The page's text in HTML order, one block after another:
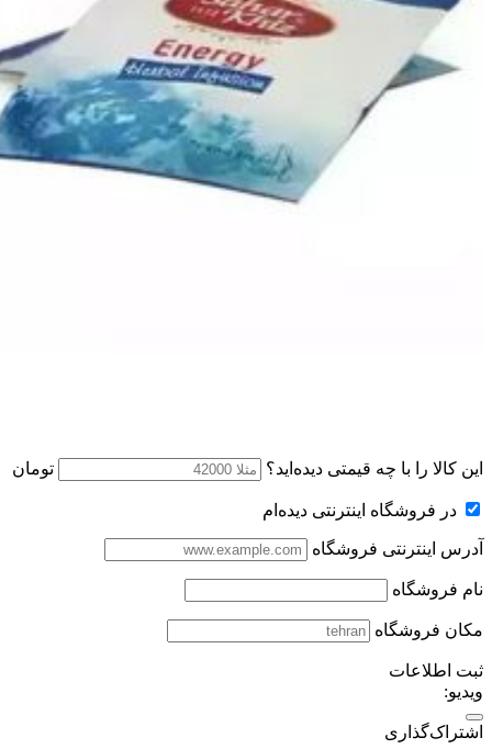
این کالا را با چه قیمتی دیده‌اید؟ تومان
در فروشگاه اینترنتی دیده‌ام
آدرس اینترنتی فروشگاه
نام فروشگاه
مکان فروشگاه
ثبت اطلاعات
ویدیو:
اشتراک‌گذاری